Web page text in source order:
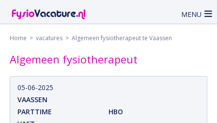
MENU
Home > vacatures > Algemeen fysiotherapeut te Vaassen
Algemeen fysiotherapeut
05-06-2025
VAASSEN
PARTTIME
HBO